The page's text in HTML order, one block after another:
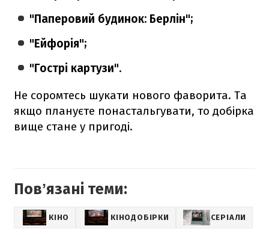
"Паперовий будинок: Берлін";
"Ейфорія";
"Гострі картузи".
Не соромтесь шукати нового фаворита. Та
якщо плануєте понастальгувати, то добірка
вище стане у пригоді.
Повʼязані теми:
КІНО КІНОДОБІРКИ СЕРІАЛИ